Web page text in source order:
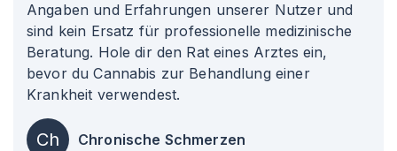
Angaben und Erfahrungen unserer Nutzer und
sind kein Ersatz für professionelle medizinische
Beratung. Hole dir den Rat eines Arztes ein,
bevor du Cannabis zur Behandlung einer
Krankheit verwendest.
Ch Chronische Schmerzen